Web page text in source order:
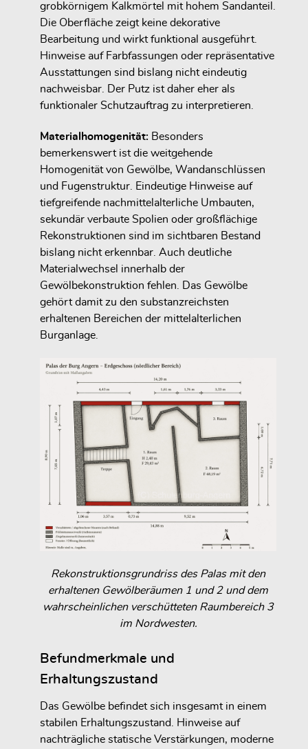
grobkörnigem Kalkmörtel mit hohem Sandanteil.
Die Oberfläche zeigt keine dekorative
Bearbeitung und wirkt funktional ausgeführt.
Hinweise auf Farbfassungen oder repräsentative
Ausstattungen sind bislang nicht eindeutig
nachweisbar. Der Putz ist daher eher als
funktionaler Schutzauftrag zu interpretieren.
Materialhomogenität: Besonders
bemerkenswert ist die weitgehende
Homogenität von Gewölbe, Wandanschlüssen
und Fugenstruktur. Eindeutige Hinweise auf
tiefgreifende nachmittelalterliche Umbauten,
sekundär verbaute Spolien oder großflächige
Rekonstruktionen sind im sichtbaren Bestand
bislang nicht erkennbar. Auch deutliche
Materialwechsel innerhalb der
Gewölbekonstruktion fehlen. Das Gewölbe
gehört damit zu den substanzreichsten
erhaltenen Bereichen der mittelalterlichen
Burganlage.
Rekonstruktionsgrundriss des Palas mit den
erhaltenen Gewölberäumen 1 und 2 und dem
wahrscheinlichen verschütteten Raumbereich 3
im Nordwesten.
Befundmerkmale und
Erhaltungszustand
Das Gewölbe befindet sich insgesamt in einem
stabilen Erhaltungszustand. Hinweise auf
nachträgliche statische Verstärkungen, moderne